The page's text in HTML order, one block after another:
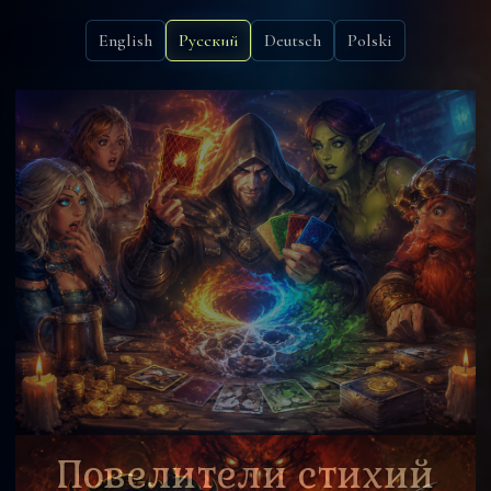
English Русский Deutsch Polski
Повелители стихий